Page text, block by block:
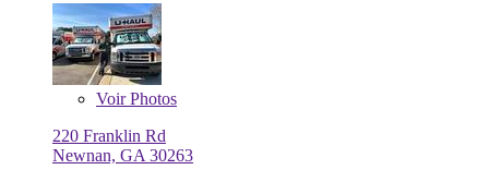
VoirPhotos
220 Franklin Rd
Newnan, GA 30263